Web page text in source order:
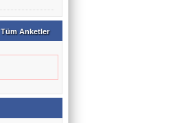
Tüm Anketler